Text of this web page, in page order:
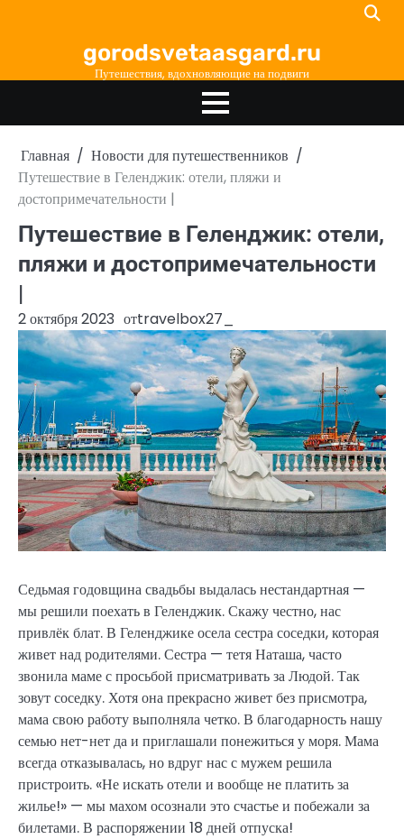
gorodsvetaasgard.ru
Путешествия, вдохновляющие на подвиги
Главная
Новости для путешественников
Путешествие в Геленджик: отели, пляжи и
достопримечательности |
Путешествие в Геленджик: отели,
пляжи и достопримечательности
|
2 октября 2023 отtravelbox27_
Седьмая годовщина свадьбы выдалась нестандартная —
мы решили поехать в Геленджик. Скажу честно, нас
привлёк блат. В Геленджике осела сестра соседки, которая
живет над родителями. Сестра — тетя Наташа, часто
звонила маме с просьбой присматривать за Людой. Так
зовут соседку. Хотя она прекрасно живет без присмотра,
мама свою работу выполняла четко. В благодарность нашу
семью нет-нет да и приглашали понежиться у моря. Мама
всегда отказывалась, но вдруг нас с мужем решила
пристроить. «Не искать отели и вообще не платить за
жилье!» — мы махом осознали это счастье и побежали за
билетами. В распоряжении 18 дней отпуска!